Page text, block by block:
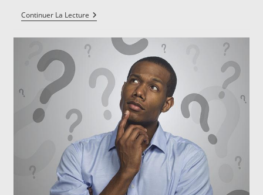
Continuer La LectureResponsable
RH
5
Criteres
Trier
Les
CV
Lors
D’un
Recrutement